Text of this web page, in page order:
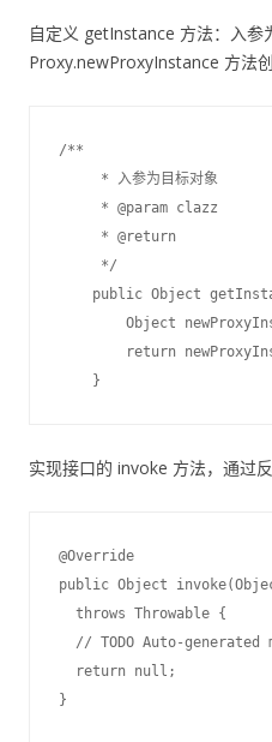
自定义 getInstance 方法：入参
Proxy.newProxyInstance 方法
/**
     * 入参为目标对象
     * @param clazz
     * @return
     */
public Object
Object
return
实现接口的 invoke 方法，通过
@Override
public Object
  throws Throwable {
// TODO Auto-generated
  return null;